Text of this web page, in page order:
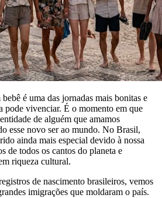
é uma das jornadas mais bonitas e
pode vivenciar. É o momento em que
de alguém que amamos
esse novo ser ao mundo. No Brasil,
ainda mais especial devido à nossa
de todos os cantos do planeta e
riqueza cultural.
de nascimento brasileiros, vemos
imigrações que moldaram o país.